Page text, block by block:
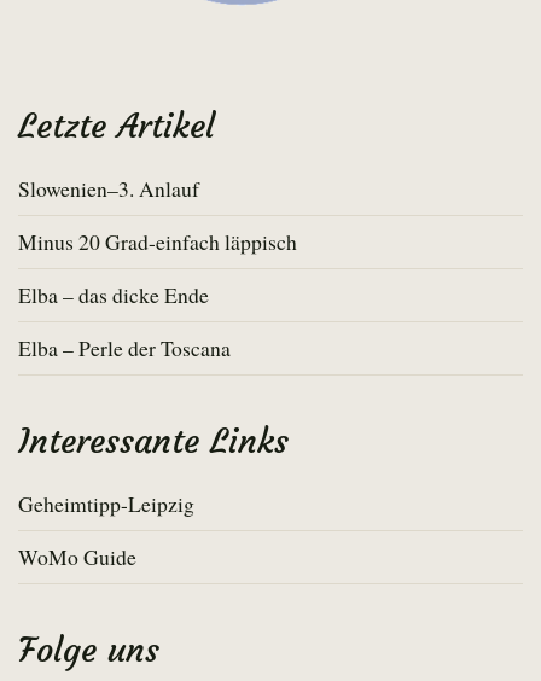
Letzte Artikel
Slowenien–3. Anlauf
Minus 20 Grad-einfach läppisch
Elba – das dicke Ende
Elba – Perle der Toscana
Interessante Links
Geheimtipp-Leipzig
WoMo Guide
Folge uns